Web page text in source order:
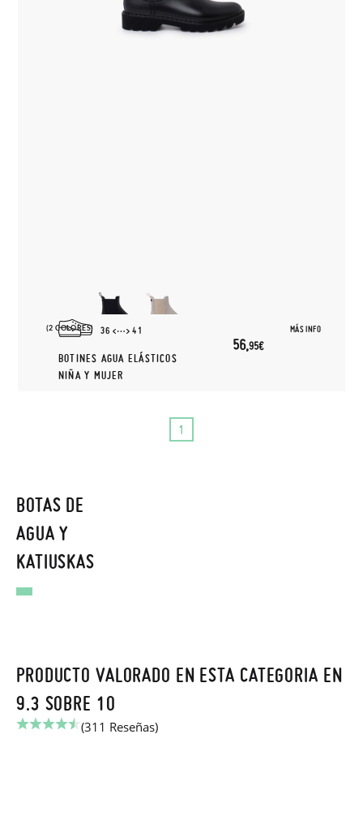
(2 COLORES) MÁS INFO
36 41
BOTINES AGUA ELÁSTICOS
NIÑA Y MUJER
56,95€
1
BOTAS DE
AGUA Y
KATIUSKAS
PRODUCTO VALORADO EN ESTA CATEGORIA EN
9.3 SOBRE 10
(311 Reseñas)